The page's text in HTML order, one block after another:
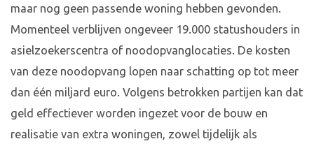
maar nog geen passende woning hebben gevonden.
Momenteel verblijven ongeveer 19.000 statushouders in
asielzoekerscentra of noodopvanglocaties. De kosten
van deze noodopvang lopen naar schatting op tot meer
dan één miljard euro. Volgens betrokken partijen kan dat
geld effectiever worden ingezet voor de bouw en
realisatie van extra woningen, zowel tijdelijk als